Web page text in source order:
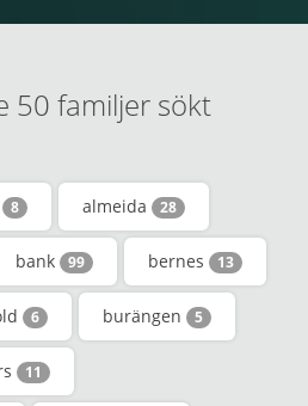
50 familjer sökt
8 almeida 28
bank 99 bernes 13
6 burängen 5
11